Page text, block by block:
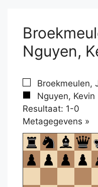
Nguyen,
Broekmeulen,
Nguyen,
Resultaat: 1-0
Metagegevens »
te